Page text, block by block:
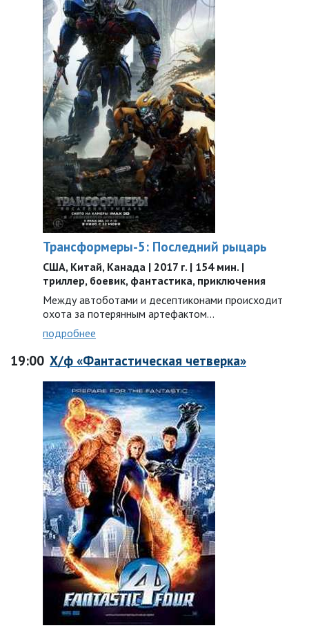
Трансформеры-5: Последний рыцарь
США, Китай, Канада | 2017 г. | 154 мин. |
триллер, боевик, фантастика, приключения
Между автоботами и десептиконами происходит
охота за потерянным артефактом…
подробнее
19:00 Х/ф «Фантастическая четверка»